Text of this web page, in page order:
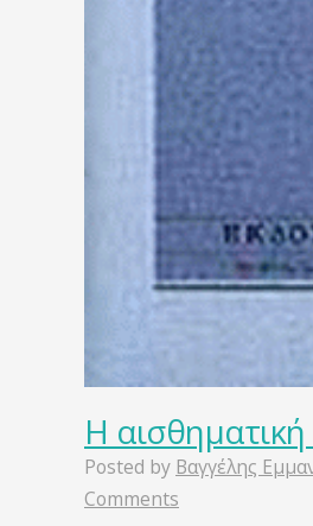
Η
Posted by Βαγγέλης
Comments